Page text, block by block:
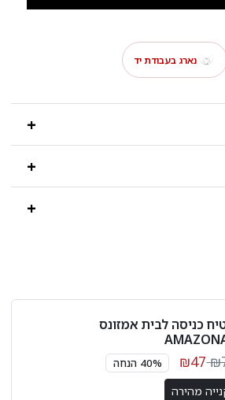
נארג בעבודת יד
כניסה לבית אמזונס
₪47 40% הנחה
מהירה